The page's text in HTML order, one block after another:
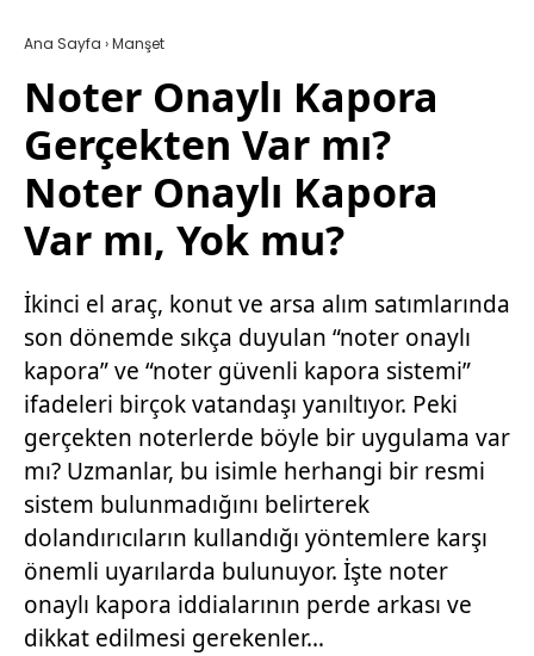
Ana Sayfa ›Manşet
Noter Onaylı Kapora
Gerçekten Var mı?
Noter Onaylı Kapora
Var mı, Yok mu?
İkinci el araç, konut ve arsa alım satımlarında
son dönemde sıkça duyulan “noter onaylı
kapora” ve “noter güvenli kapora sistemi”
ifadeleri birçok vatandaşı yanıltıyor. Peki
gerçekten noterlerde böyle bir uygulama var
mı? Uzmanlar, bu isimle herhangi bir resmi
sistem bulunmadığını belirterek
dolandırıcıların kullandığı yöntemlere karşı
önemli uyarılarda bulunuyor. İşte noter
onaylı kapora iddialarının perde arkası ve
dikkat edilmesi gerekenler…